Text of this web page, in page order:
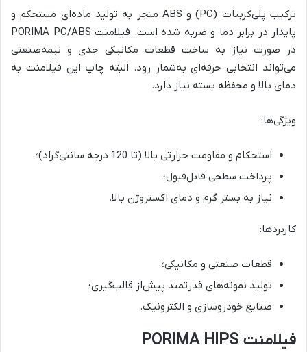
ترکیب پلی‌کربنات (PC) و ABS منجر به تولید ماده‌ای مستحکم و
پایدار در برابر دما و ضربه شده است. فیلامنت PORIMA PC/ABS
در صورت نیاز به ساخت قطعات مکانیکی جدی و نیمه‌صنعتی
می‌تواند انتخابی حرفه‌ای به‌شمار رود. البته چاپ این فیلامنت به
دمای بالا و محفظه بسته نیاز دارد.
ویژگی‌ها:
استحکام و مقاومت حرارتی بالا (تا 120 درجه سانتی‌گراد)؛
پرداخت سطحی قابل‌قبول؛
نیاز به بستر گرم و دمای اکستروژن بالا.
کاربردها:
قطعات صنعتی و مکانیکی؛
تولید نمونه‌های قدرتمند پیش‌از قالب‌گیری؛
صنایع خودروسازی و الکترونیک.
فیلامنت PORIMA HIPS